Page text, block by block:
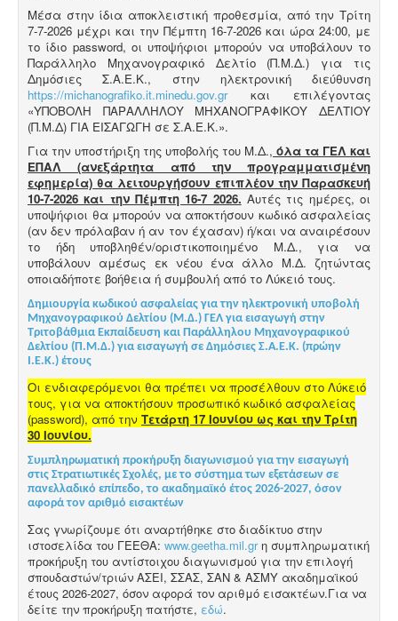
Μέσα στην ίδια αποκλειστική προθεσμία, από την Τρίτη
7-7-2026 μέχρι και την Πέμπτη 16-7-2026 και ώρα 24:00, με
το ίδιο password, οι υποψήφιοι μπορούν να υποβάλουν το
Παράλληλο Μηχανογραφικό Δελτίο (Π.Μ.Δ.) για τις
Δημόσιες Σ.Α.Ε.Κ., στην ηλεκτρονική διεύθυνση
https://michanografiko.it.minedu.gov.grκαι επιλέγοντας
«ΥΠΟΒΟΛΗ ΠΑΡΑΛΛΗΛΟΥ ΜΗΧΑΝΟΓΡΑΦΙΚΟΥ ΔΕΛΤΙΟΥ
(Π.Μ.Δ) ΓΙΑ ΕΙΣΑΓΩΓΗ σε Σ.Α.Ε.Κ.».
Για την υποστήριξη της υποβολής του Μ.Δ., όλα τα ΓΕΛ και
ΕΠΑΛ (ανεξάρτητα από την προγραμματισμένη
εφημερία) θα λειτουργήσουν επιπλέον την Παρασκευή
10-7-2026 και την Πέμπτη 16-7 2026. Αυτές τις ημέρες, οι
υποψήφιοι θα μπορούν να αποκτήσουν κωδικό ασφαλείας
(αν δεν πρόλαβαν ή αν τον έχασαν) ή/και να αναιρέσουν
το ήδη υποβληθέν/οριστικοποιημένο Μ.Δ., για να
υποβάλουν αμέσως εκ νέου ένα άλλο Μ.Δ. ζητώντας
οποιαδήποτε βοήθεια ή συμβουλή από το Λύκειό τους.
Δημιουργία κωδικού ασφαλείας για την ηλεκτρονική υποβολή
Μηχανογραφικού Δελτίου (Μ.Δ.) ΓΕΛ για εισαγωγή στην
Τριτοβάθμια Εκπαίδευση και Παράλληλου Μηχανογραφικού
Δελτίου (Π.Μ.Δ.) για εισαγωγή σε Δημόσιες Σ.Α.Ε.Κ. (πρώην
Ι.Ε.Κ.) έτους
Οι ενδιαφερόμενοι θα πρέπει να προσέλθουν στο Λύκειό
τους, για να αποκτήσουν προσωπικό κωδικό ασφαλείας
(password), από την Τετάρτη 17 Ιουνίου ως και την Τρίτη
30 Ιουνίου.
Συμπληρωματική προκήρυξη διαγωνισμού για την εισαγωγή
στις Στρατιωτικές Σχολές, με το σύστημα των εξετάσεων σε
πανελλαδικό επίπεδο, το ακαδημαϊκό έτος 2026-2027, όσον
αφορά τον αριθμό εισακτέων
Σας γνωρίζουμε ότι αναρτήθηκε στο διαδίκτυο στην
ιστοσελίδα του ΓΕΕΘΑ: www.geetha.mil.grη συμπληρωματική
προκήρυξη του αντίστοιχου διαγωνισμού για την επιλογή
σπουδαστών/τριών ΑΣΕΙ, ΣΣΑΣ, ΣΑΝ & ΑΣΜΥ ακαδημαϊκού
έτους 2026-2027, όσον αφορά τον αριθμό εισακτέων.Για να
δείτε την προκήρυξη πατήστε, εδώ.